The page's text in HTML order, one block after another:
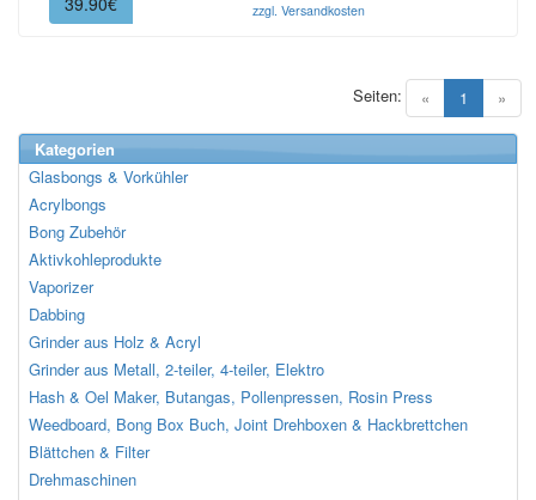
zzgl. Versandkosten
« 1 (current)
»
Seiten:
Kategorien
Glasbongs & Vorkühler
Acrylbongs
Bong Zubehör
Aktivkohleprodukte
Vaporizer
Dabbing
Grinder aus Holz & Acryl
Grinder aus Metall, 2-teiler, 4-teiler, Elektro
Hash & Oel Maker, Butangas, Pollenpressen, Rosin Press
Weedboard, Bong Box Buch, Joint Drehboxen & Hackbrettchen
Blättchen & Filter
Drehmaschinen